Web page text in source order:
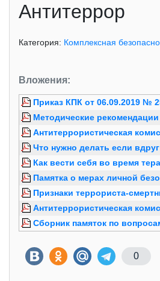
Антитеррор
Категория: Комплексная
Вложения:
Приказ КПК от 06.09.2019 №
Методические
Антитеррористическая
Что нужно делать если
Как вести себя во время
Памятка о мерах личной
Признаки террориста-
Антитеррористическая
Сборник памяток по
0